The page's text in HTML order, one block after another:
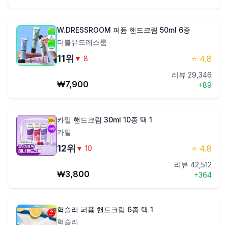
W.DRESSROOM 퍼퓸 핸드크림 50ml 6종
더블유드레스룸
11위 ▼ 8 ⭐ 4.8
₩7,900
리뷰 29,346
+89
카밀 핸드크림 30ml 10종 택 1
카밀
12위 ▼ 10 ⭐ 4.8
₩3,800
리뷰 42,512
+364
헉슬리 퍼퓸 핸드크림 6종 택 1
헉슬리